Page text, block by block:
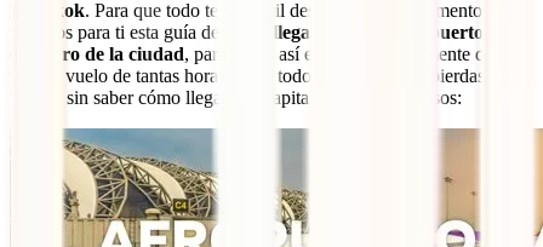
Bangkok. Para que todo te sea fácil desde el primer momento,
tenemos para ti esta guía de
cómo llegar desde el aeropuerto hasta
el centro de la ciudad, para evitar así estafas o simplemente que,
tras un vuelo de tantas horas y con todo ese cansancio, pierdas
tiempo sin saber cómo llegar a la capital. Sigue estos pasos: